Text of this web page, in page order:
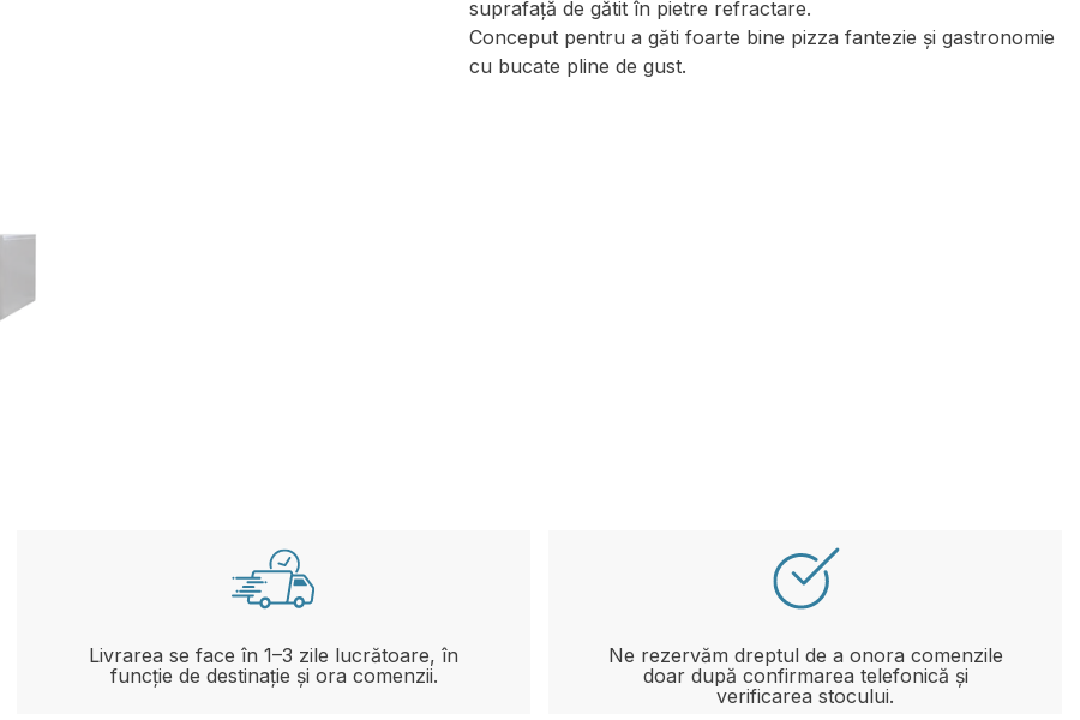
suprafață de gătit în pietre refractare.
Conceput pentru a găti foarte bine pizza fantezie și gastronomie
cu bucate pline de gust.
Livrarea se face în 1–3 zile lucrătoare, în
funcție de destinație și ora comenzii.
Ne rezervăm dreptul de a onora comenzile
doar după confirmarea telefonică și
verificarea stocului.